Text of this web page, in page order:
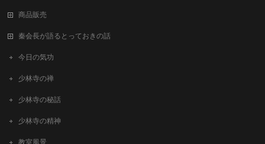
商品販売
秦会長が語るとっておきの話
今日の気功
少林寺の禅
少林寺の秘話
少林寺の精神
教室風景